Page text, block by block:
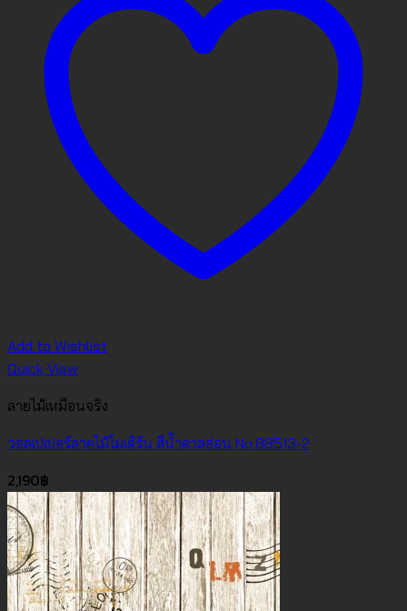
Add to Wishlist
Quick View
ลายไม้เหมือนจริง
วอลเปเปอร์ลายไม้โมเดิร์น สีน้ำตาลอ่อน No.88513-2
2,190฿